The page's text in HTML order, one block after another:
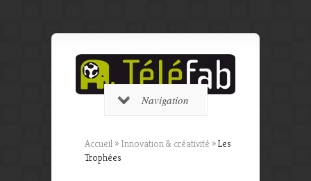
Navigation
Accueil » Innovation & créativité »Les
Trophées